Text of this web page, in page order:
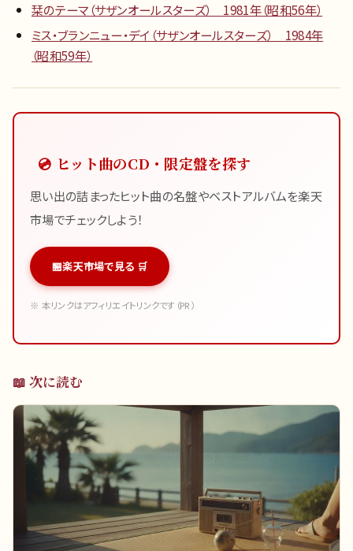
栞のテーマ（サザンオールスターズ） 1981年（昭和56年）
ミス・ブランニュー・デイ（サザンオールスターズ） 1984年
（昭和59年）
💿 ヒット曲のCD・限定盤を探す
思い出の詰まったヒット曲の名盤やベストアルバムを楽天
市場でチェックしよう！
楽天市場で見る 🛒
※ 本リンクはアフィリエイトリンクです（PR）
📖 次に読む